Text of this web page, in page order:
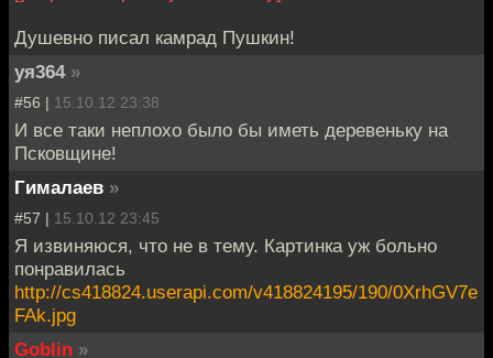
Душевно писал камрад Пушкин!
уя364 »
#56 | 15.10.12 23:38
И все таки неплохо было бы иметь деревеньку на
Псковщине!
Гималаев »
#57 | 15.10.12 23:45
Я извиняюся, что не в тему. Картинка уж больно
понравилась
http://cs418824.userapi.com/v418824195/190/0XrhGV7e
FAk.jpg
Goblin »